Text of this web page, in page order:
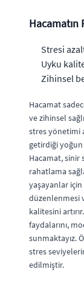
Hacamatın
Stresi
Uyku
Zihinsel
Hacamat
ve zihinsel
stres yönetimi
getirdiği
Hacamat, sinir
rahatlama
yaşayanlar için
düzenlenmesi
kalitesini
faydalarını,
sunmaktayız.
stres
edilmiştir.